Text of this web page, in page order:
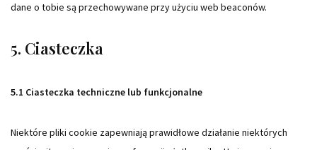
dane o tobie są przechowywane przy użyciu web beaconów.
5. Ciasteczka
5.1 Ciasteczka techniczne lub funkcjonalne
Niektóre pliki cookie zapewniają prawidłowe działanie niektórych